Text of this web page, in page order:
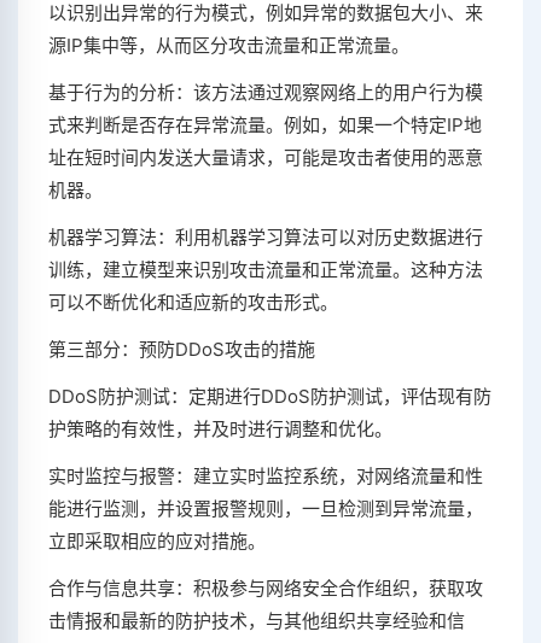
以识别出异常的行为模式，例如异常的数据包大小、来
源IP集中等，从而区分攻击流量和正常流量。
基于行为的分析：该方法通过观察网络上的用户行为模
式来判断是否存在异常流量。例如，如果一个特定IP地
址在短时间内发送大量请求，可能是攻击者使用的恶意
机器。
机器学习算法：利用机器学习算法可以对历史数据进行
训练，建立模型来识别攻击流量和正常流量。这种方法
可以不断优化和适应新的攻击形式。
第三部分：预防DDoS攻击的措施
DDoS防护测试：定期进行DDoS防护测试，评估现有防
护策略的有效性，并及时进行调整和优化。
实时监控与报警：建立实时监控系统，对网络流量和性
能进行监测，并设置报警规则，一旦检测到异常流量，
立即采取相应的应对措施。
合作与信息共享：积极参与网络安全合作组织，获取攻
击情报和最新的防护技术，与其他组织共享经验和信